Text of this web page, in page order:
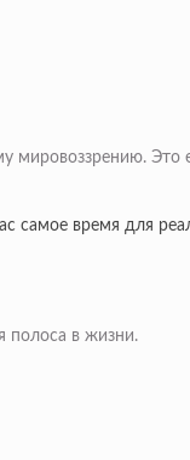
Это
самое время для
полоса в жизни.